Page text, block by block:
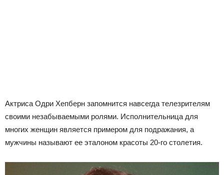
Актриса Одри Хепберн запомнится навсегда телезрителям
своими незабываемыми ролями. Исполнительница для
многих женщин является примером для подражания, а
мужчины называют ее эталоном красоты 20-го столетия.